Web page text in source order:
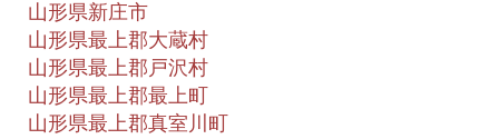
山形県新庄市
山形県最上郡大蔵村
山形県最上郡戸沢村
山形県最上郡最上町
山形県最上郡真室川町